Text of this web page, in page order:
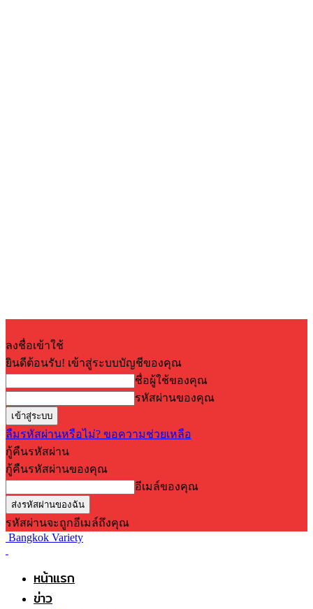
ลงชื่อเข้าใช้
ยินดีต้อนรับ! เข้าสู่ระบบบัญชีของคุณ
ชื่อผู้ใช้ของคุณ
รหัสผ่านของคุณ
ลืมรหัสผ่านหรือไม่? ขอความช่วยเหลือ
กู้คืนรหัสผ่าน
กู้คืนรหัสผ่านของคุณ
อีเมล์ของคุณ
รหัสผ่านจะถูกอีเมล์ถึงคุณ
Bangkok Variety
หน้าแรก
ข่าว